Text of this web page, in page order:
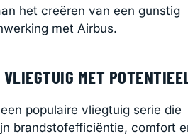
het creëren van een gunstig
met Airbus.
MET
populaire vliegtuig serie die
brandstofefficiëntie, comfort